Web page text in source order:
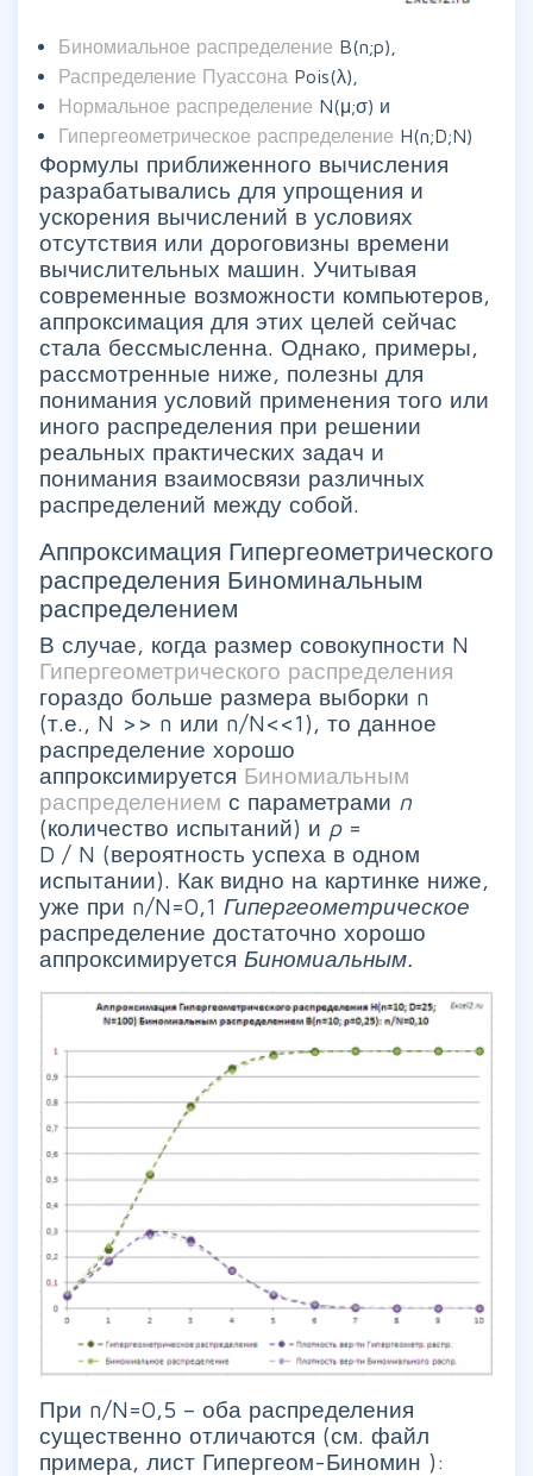
Биномиальное распределение B(n;p),
Распределение Пуассона Pois(λ),
Нормальное распределение N(μ;σ) и
Гипергеометрическое распределение H(n;D;N)
Формулы приближенного вычисления
разрабатывались для упрощения и
ускорения вычислений в условиях
отсутствия или дороговизны времени
вычислительных машин. Учитывая
современные возможности компьютеров,
аппроксимация для этих целей сейчас
стала бессмысленна. Однако, примеры,
рассмотренные ниже, полезны для
понимания условий применения того или
иного распределения при решении
реальных практических задач и
понимания взаимосвязи различных
распределений между собой.
Аппроксимация Гипергеометрического
распределения Биноминальным
распределением
В случае, когда размер совокупности N
Гипергеометрического распределения
гораздо больше размера выборки n
(т.е., N >> n или n/N<<1), то данное
распределение хорошо
аппроксимируется Биномиальным
распределением с параметрами n
(количество испытаний) и p =
D / N (вероятность успеха в одном
испытании). Как видно на картинке ниже,
уже при n/N=0,1 Гипергеометрическое
распределение достаточно хорошо
аппроксимируется Биномиальным.
При n/N=0,5 – оба распределения
существенно отличаются (см. файл
примера, лист Гипергеом-Биномин ):